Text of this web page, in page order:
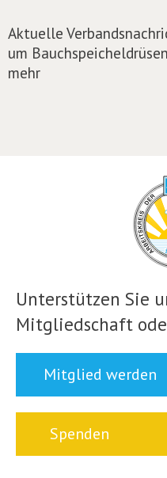
Aktuelle
um
mehr
Unterstützen Sie
Mitgliedschaft
Mitglied werden
Spenden